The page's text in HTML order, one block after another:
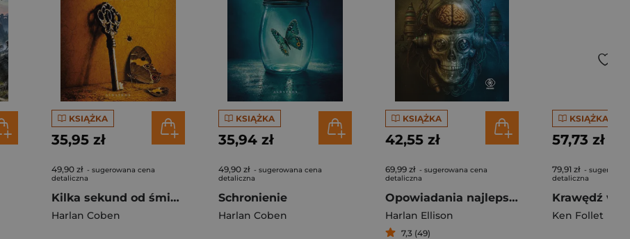
KSIĄŻKA
35,95 zł
49,90 zł - sugerowana cena
detaliczna
Kilka sekund od śmierci
Harlan Coben
KSIĄŻKA
35,94 zł
49,90 zł - sugerowana cena
detaliczna
Schronienie
Harlan Coben
KSIĄŻKA
42,55 zł
69,99 zł - sugerowana cena
detaliczna
Opowiadania najlepsze
Harlan Ellison
7,3 (49)
KSIĄŻKA
57,73 zł
79,91 zł -
detaliczna
Ken Follet